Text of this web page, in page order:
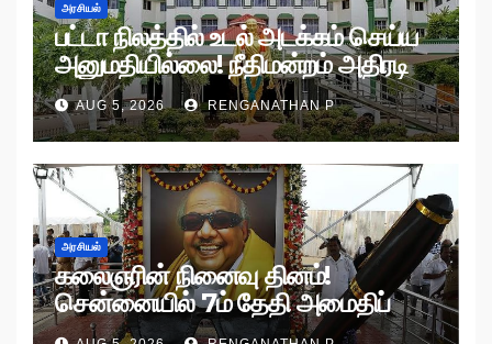
அரசியல்
பட்டா நிலத்தில் உடல் அடக்கம் செய்ய
அனுமதியில்லை! நீதிமன்றம் அதிரடி
உத்தரவு!
AUG 5, 2026 RENGANATHAN P
அரசியல்
கலைஞரின் நினைவு தினம்!
சென்னையில் 7ம் தேதி அமைதிப்
பேரணி!